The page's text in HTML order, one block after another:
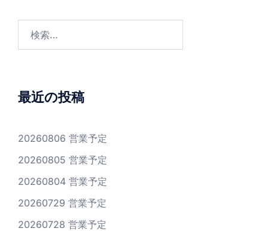
最近の投稿
20260806 営業予定
20260805 営業予定
20260804 営業予定
20260729 営業予定
20260728 営業予定